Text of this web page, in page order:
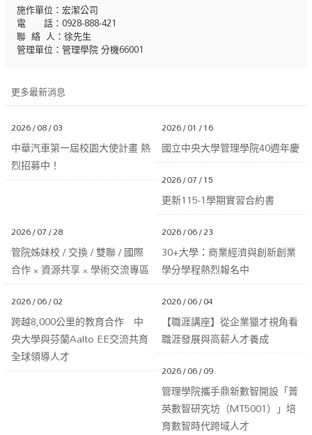
施作單位：宏潔公司
電 話：0928-888-421
聯 絡 人：徐先生
管理單位：管理學院 分機66001
更多最新消息
2026 / 08 / 03
中華汽車第一屆校園大使計畫 熱
烈招募中！
2026 / 01 / 16
國立中央大學管理學院40週年慶
2026 / 07 / 15
更新115-1學期實習合約書
2026 / 07 / 28
管院姊妹校 / 交換 / 雙聯 / 國際
合作 × 資源共享 × 學術交流專區
2026 / 06 / 23
30+大學：商業經濟與創新創業
學分學程熱烈報名中
2026 / 06 / 02
跨越8,000公里的教育合作 中
央大學與芬蘭Aalto EE交流共育
全球領導人才
2026 / 06 / 04
【職涯講座】從企業獵才視角看
職涯發展與高薪人才養成
2026 / 06 / 09
管理學院攜手鼎新數智開設「菁
英數智研究坊（MT5001）」培
育數智時代跨域人才